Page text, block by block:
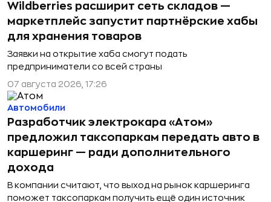
Wildberries расширит сеть складов —
маркетплейс запустит партнёрские хабы
для хранения товаров
Заявки на открытие хаба смогут подать
предприниматели со всей страны
07 августа 2026, 17:26
Разработчик электрокара «Атом»
предложил таксопаркам передать авто в
каршеринг — ради дополнительного
дохода
В компании считают, что выход на рынок каршеринга
поможет таксопаркам получить ещё один источник
Автомобили